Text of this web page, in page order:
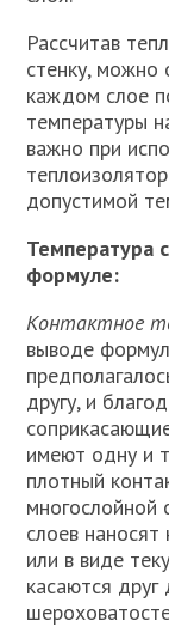
Рассчитав
стенку, можно
каждом слое
температу­ры
важно при
допустимой
Температура
формуле:
Контактное
выводе
другу, и
имеют одну и
плотный
многослойной
слоев
или в виде
касаются